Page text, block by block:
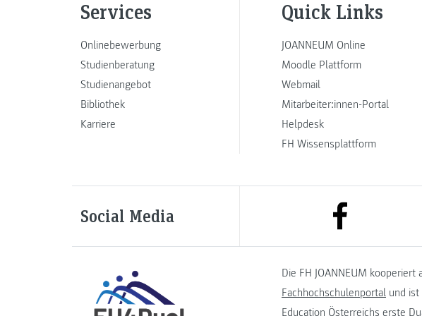
Services
Onlinebewerbung
Studienberatung
Studienangebot
Bibliothek
Karriere
Quick Links
JOANNEUM Online
Moodle Plattform
Webmail
Mitarbeiter:innen-Portal
Helpdesk
FH Wissensplattform
Social Media link to facebook
Die FH JOANNEUM kooperiert
Fachhochschulenportal und
Education Österreichs erste